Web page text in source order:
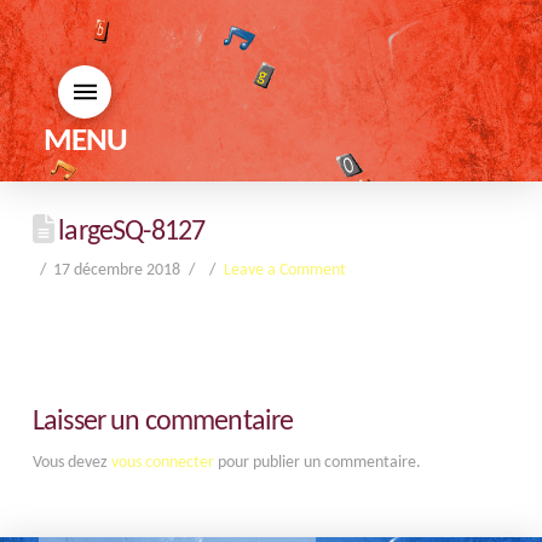
MENU
largeSQ-8127
17 décembre 2018 Leave a Comment
Laisser un commentaire
Vous devez vous connecterpour publier un commentaire.